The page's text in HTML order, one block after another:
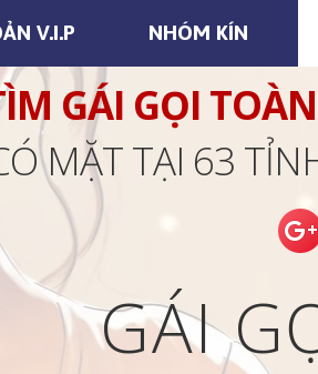
V.I.P NHÓM KÍN
GÁI GỌI
MẶT TẠI 63
GÁI